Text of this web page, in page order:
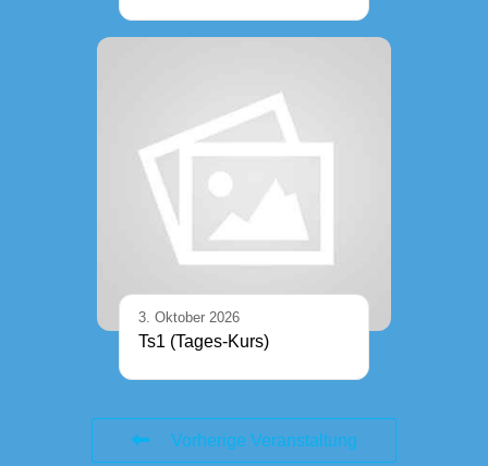
3. Oktober 2026
Ts1 (Tages-Kurs)
Vorherige Veranstaltung